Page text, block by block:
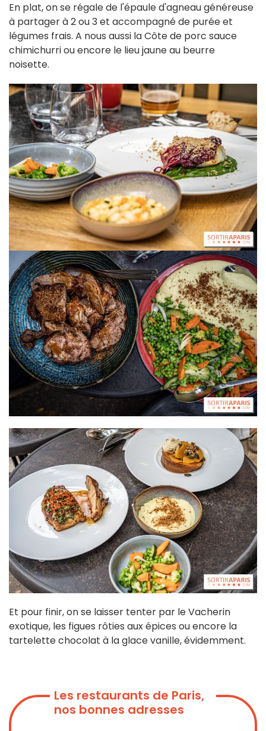
En plat, on se régale de l'épaule d'agneau généreuse
à partager à 2 ou 3 et accompagné de purée et
légumes frais. A nous aussi la Côte de porc sauce
chimichurri ou encore le lieu jaune au beurre
noisette.
Et pour finir, on se laisser tenter par le Vacherin
exotique, les figues rôties aux épices ou encore la
tartelette chocolat à la glace vanille, évidemment.
Les restaurants de Paris,
nos bonnes adresses